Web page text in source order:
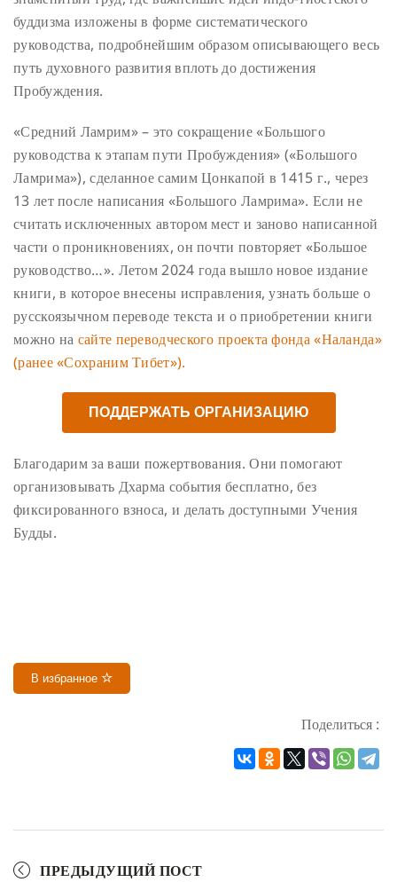
буддизма изложены в форме систематического
руководства, подробнейшим образом описывающего весь
путь духовного развития вплоть до достижения
Пробуждения.
«Средний Ламрим»– это сокращение «Большого
руководства к этапам пути Пробуждения» («Большого
Ламрима»), сделанное самим Цонкапой в 1415 г., через
13 лет после написания «Большого Ламрима». Если не
считать исключенных автором мест и заново написанной
части о проникновениях, он почти повторяет «Большое
руководство…». Летом 2024 года вышло новое издание
книги, в которое внесены исправления, узнать больше о
русскоязычном переводе текста и о приобретении книги
можно на сайте переводческого проекта фонда «Наланда»
(ранее «Сохраним Тибет»).
ПОДДЕРЖАТЬ ОРГАНИЗАЦИЮ
Благодарим за ваши пожертвования. Они помогают
организовывать Дхарма события бесплатно, без
фиксированного взноса, и делать доступными Учения
Будды.
В избранное
Поделиться :
ПРЕДЫДУЩИЙ ПОСТ